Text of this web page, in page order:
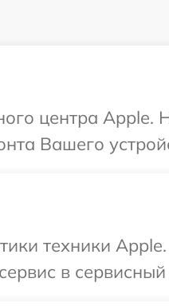
центра Apple.
Вашего
техники
в